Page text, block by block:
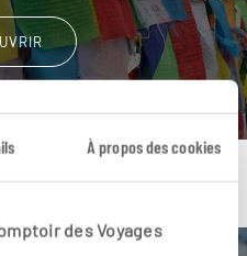
À propos des cookies
des Voyages